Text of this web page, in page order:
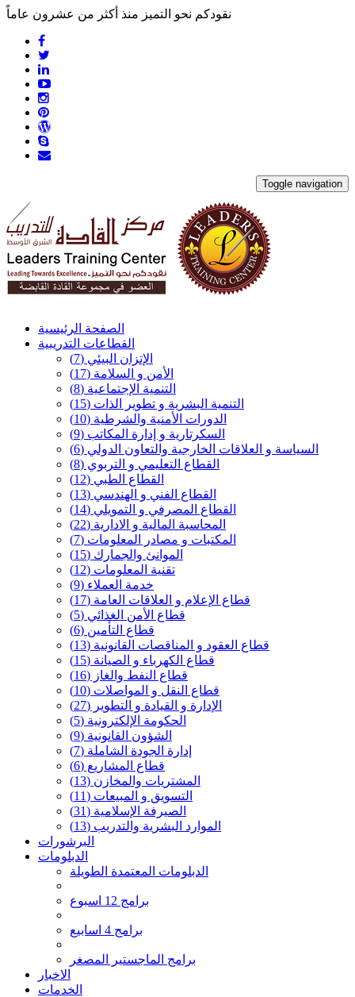
نقودكم نحو التميز منذ أكثر من عشرون عاماً
Toggle navigation
الصفحة الرئيسية
القطاعات التدريبية
الإتزان البيئي (7)
الأمن و السلامة (17)
التنمية الإجتماعية (8)
التنمية البشرية و تطوير الذات (15)
الدورات الأمنية والشرطية (10)
السكرتارية و إدارة المكاتب (9)
السياسة و العلاقات الخارجية والتعاون الدولي (6)
القطاع التعليمي و التربوي (8)
القطاع الطبي (12)
القطاع الفني و الهندسي (13)
القطاع المصرفي و التمويلي (14)
المحاسبة المالية و الادارية (22)
المكتبات و مصادر المعلومات (7)
الموانئ والجمارك (15)
تقنية المعلومات (12)
خدمة العملاء (9)
قطاع الإعلام و العلاقات العامة (17)
قطاع الأمن الغذائي (5)
قطاع التأمين (6)
قطاع العقود و المناقصات القانونية (13)
قطاع الكهرباء و الصيانة (15)
قطاع النفط والغاز (16)
قطاع النقل و المواصلات (10)
الإدارة و القيادة و التطوير (27)
الحكومة الإلكترونية (5)
الشؤون القانونية (9)
إدارة الجودة الشاملة (7)
قطاع المشاريع (6)
المشتريات والمخازن (13)
التسويق و المبيعات (11)
الصيرفة الإسلامية (31)
الموارد البشرية والتدريب (13)
البرشورات
الدبلومات
الدبلومات المعتمدة الطويلة
برامج 12 اسبوع
برامج 4 اسابيع
برامج الماجستير المصغر
الاخبار
الخدمات